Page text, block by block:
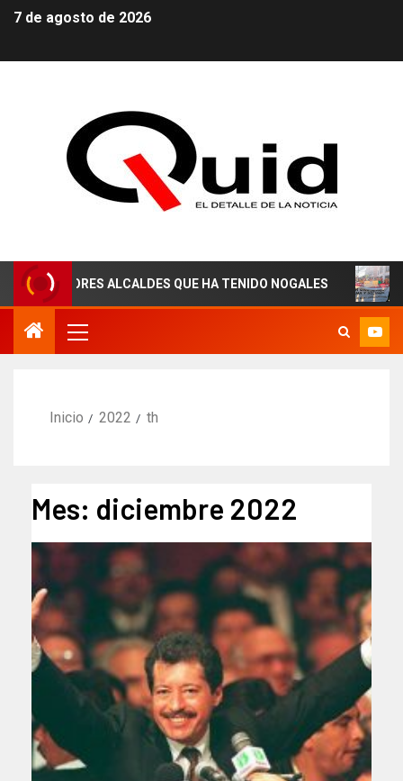
7 de agosto de 2026
ALCALDES QUE HA TENIDO NOGALES ¡AGUAS
Inicio 2022 th
Mes: diciembre 2022